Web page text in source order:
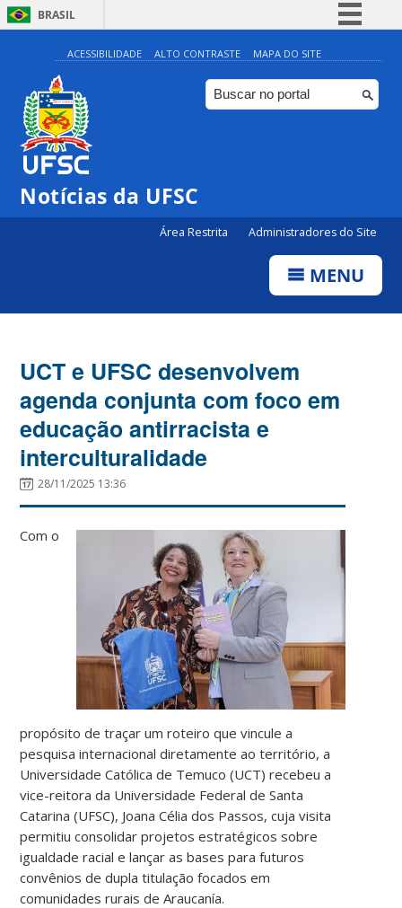
BRASIL
Simplifique!
Comunica BR
Participe
ACESSIBILIDADE ALTO CONTRASTE MAPA DO SITE
Notícias da UFSC
Área Restrita Administradores do Site
MENU
UCT e UFSC desenvolvem
agenda conjunta com foco em
educação antirracista e
interculturalidade
28/11/2025 13:36
Com o
propósito de traçar um roteiro que vincule a
pesquisa internacional diretamente ao território, a
Universidade Católica de Temuco (UCT) recebeu a
vice-reitora da Universidade Federal de Santa
Catarina (UFSC), Joana Célia dos Passos, cuja visita
permitiu consolidar projetos estratégicos sobre
igualdade racial e lançar as bases para futuros
convênios de dupla titulação focados em
comunidades rurais de Araucanía.